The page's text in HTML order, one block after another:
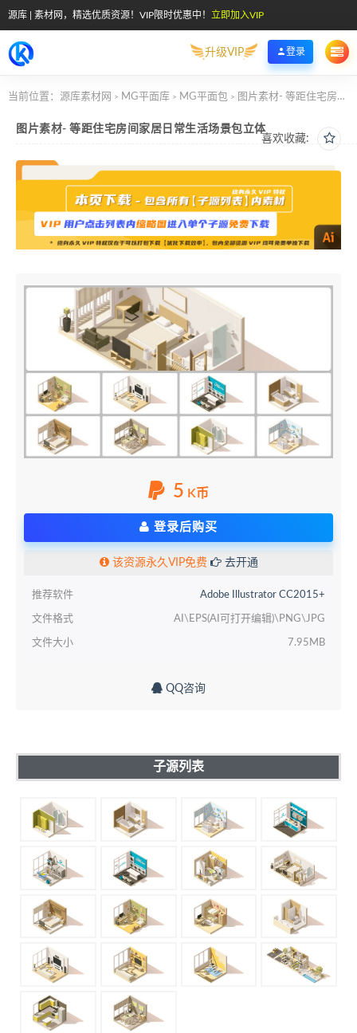
源库 | 素材网，精选优质资源！VIP限时优惠中！ 立即加入VIP
升级VIP 登录
当前位置： 源库素材网 > MG平面库 > MG平面包 > 图片素材- 等距住宅房间家居日常生活场景包立体
喜欢收藏:
图片素材- 等距住宅房间家居日常生活场景包立体
5 K币
登录后购买
该资源永久VIP免费 去开通
推荐软件 Adobe Illustrator CC2015+
文件格式 AI\EPS(AI可打开编辑)\PNG\JPG
文件大小 7.95MB
QQ咨询
子源列表